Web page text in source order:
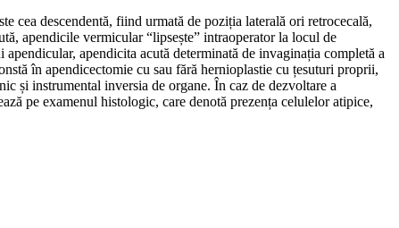
cea descendentă, fiind urmată de poziția laterală ori retrocecală,
apendicile vermicular “lipsește” intraoperator la locul de
apendicita acută determinată de invaginația completă a
în apendicectomie cu sau fără hernioplastie cu țesuturi proprii,
și instrumental inversia de organe. În caz de dezvoltare a
pe examenul histologic, care denotă prezența celulelor atipice,